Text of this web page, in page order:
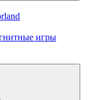
игры